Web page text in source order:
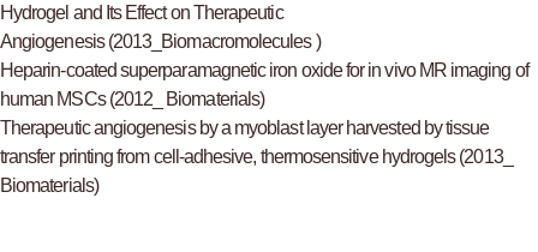
Hydrogel and Its Effect on Therapeutic
Angiogenesis (2013_Biomacromolecules )
Heparin-coated superparamagnetic iron oxide for in vivo MR imaging of
human MSCs (2012_ Biomaterials)
Therapeutic angiogenesis by a myoblast layer harvested by tissue
transfer printing from cell-adhesive, thermosensitive hydrogels (2013_
Biomaterials)